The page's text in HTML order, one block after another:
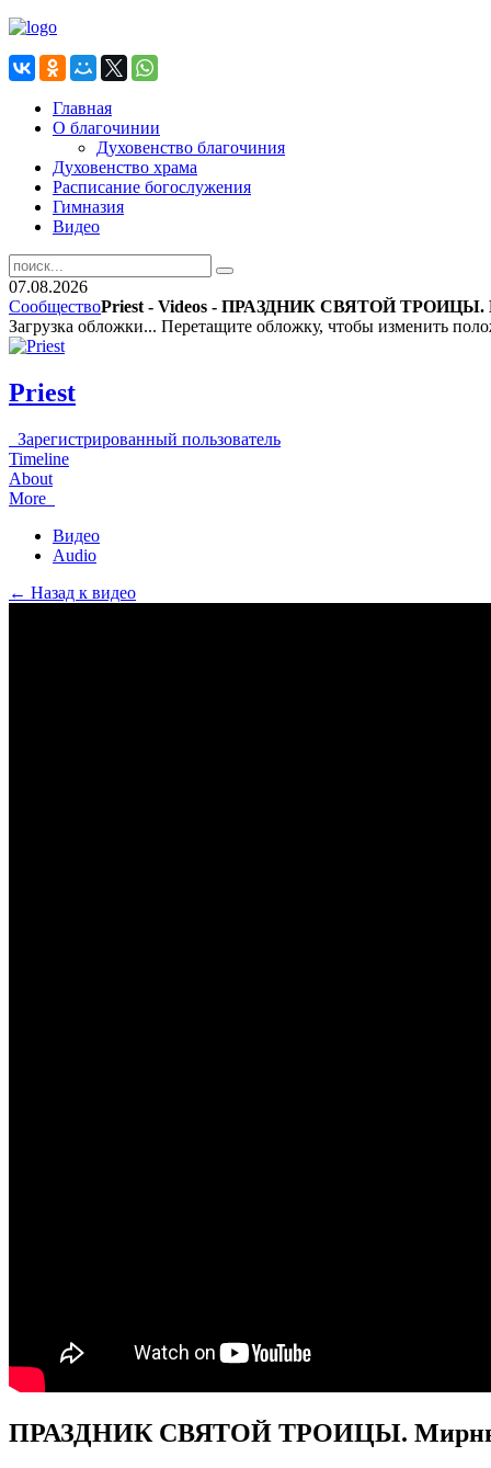
Главная
О благочинии
Духовенство благочиния
Духовенство храма
Расписание богослужения
Гимназия
Видео
07.08.2026
СообществоPriest - Videos - ПРАЗДНИК СВЯТОЙ ТРОИЦЫ.
Загрузка обложки... Перетащите обложку, чтобы изменить
Priest
Зарегистрированный пользователь
Timeline
About
More
Видео
Audio
← Назад к видео
ПРАЗДНИК СВЯТОЙ ТРОИЦЫ.